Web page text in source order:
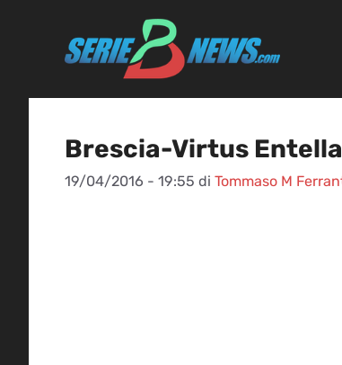
Brescia-Virtus
19/04/2016 - 19:55 di Tommaso M